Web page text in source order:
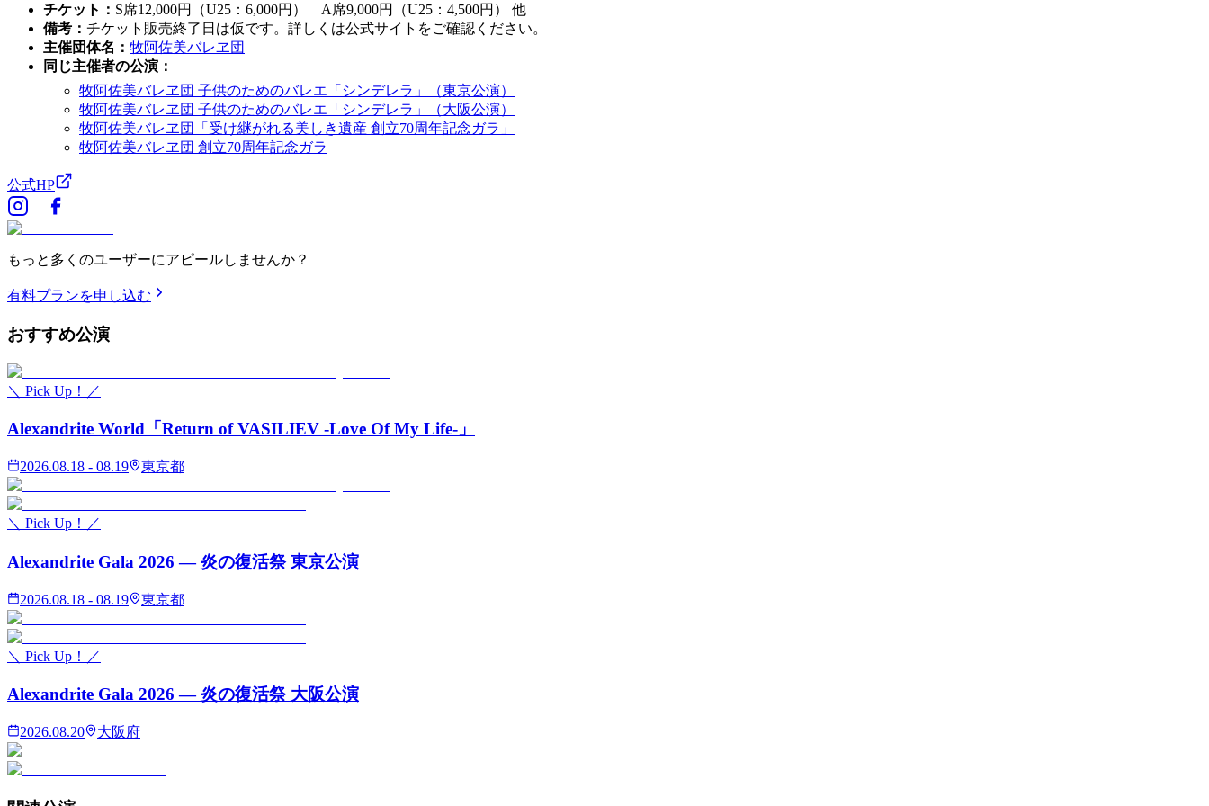
チケット ： S席12,000円（U25：6,000円） A席9,000円（U25：4,500円） 他
備考 ： チケット販売終了日は仮です。詳しくは公式サイトをご確認ください。
主催団体名 ： 牧阿佐美バレヱ団
同じ主催者の公演 ：
牧阿佐美バレヱ団 子供のためのバレエ「シンデレラ」（東京公演）
牧阿佐美バレヱ団 子供のためのバレエ「シンデレラ」（大阪公演）
牧阿佐美バレヱ団「受け継がれる美しき遺産 創立70周年記念ガラ」
牧阿佐美バレヱ団 創立70周年記念ガラ
公式HP
もっと多くのユーザーにアピールしませんか？
有料プランを申し込む
おすすめ公演
＼ Pick Up！／
Alexandrite World「Return of VASILIEV -Love Of My Life-」
2026.08.18 - 08.19 東京都
＼ Pick Up！／
Alexandrite Gala 2026 — 炎の復活祭 東京公演
2026.08.18 - 08.19 東京都
＼ Pick Up！／
Alexandrite Gala 2026 — 炎の復活祭 大阪公演
2026.08.20 大阪府